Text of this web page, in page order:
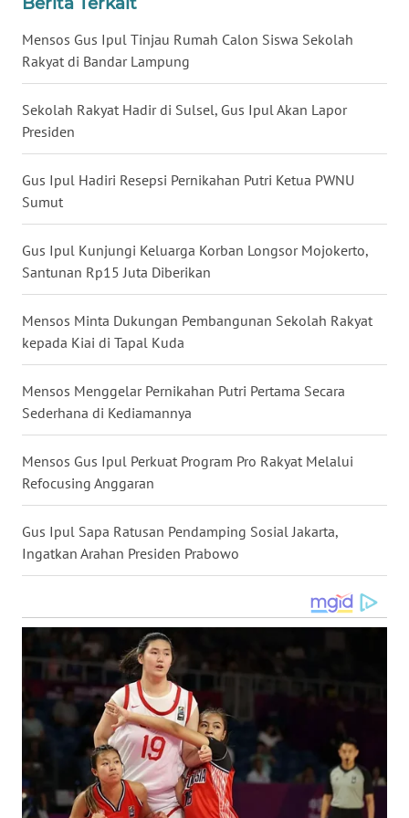
Mensos Gus Ipul Tinjau Rumah Calon Siswa Sekolah
Rakyat di Bandar Lampung
Sekolah Rakyat Hadir di Sulsel, Gus Ipul Akan Lapor
Presiden
Gus Ipul Hadiri Resepsi Pernikahan Putri Ketua PWNU
Sumut
Gus Ipul Kunjungi Keluarga Korban Longsor Mojokerto,
Santunan Rp15 Juta Diberikan
Mensos Minta Dukungan Pembangunan Sekolah Rakyat
kepada Kiai di Tapal Kuda
Mensos Menggelar Pernikahan Putri Pertama Secara
Sederhana di Kediamannya
Mensos Gus Ipul Perkuat Program Pro Rakyat Melalui
Refocusing Anggaran
Gus Ipul Sapa Ratusan Pendamping Sosial Jakarta,
Ingatkan Arahan Presiden Prabowo
BABEL
SUMBAR
SUMSEL
WN
BENGKULU
WN
LAMPUNG
WN
JATENG
WN
WN
KALBAR
KALTENG